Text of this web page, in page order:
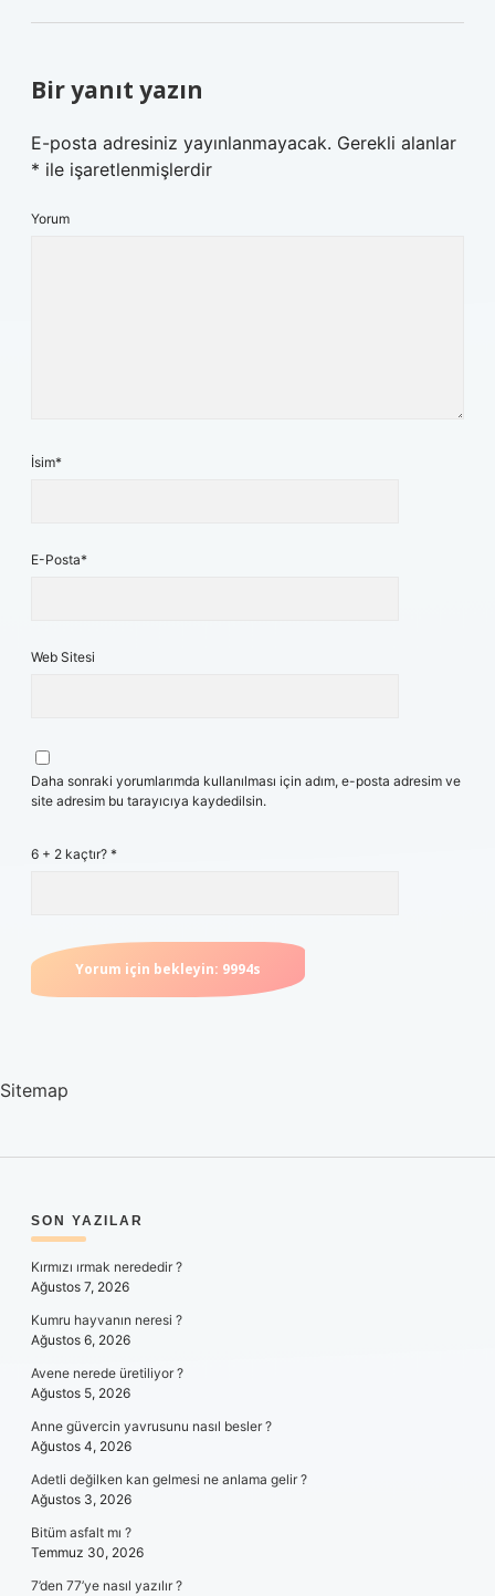
Bir yanıt yazın
E-posta adresiniz yayınlanmayacak. Gerekli alanlar
* ile işaretlenmişlerdir
Yorum
İsim*
E-Posta*
Web Sitesi
Daha sonraki yorumlarımda kullanılması için adım, e-posta adresim ve
site adresim bu tarayıcıya kaydedilsin.
6 + 2 kaçtır? *
Sitemap
SIDEBAR
SON YAZILAR
Kırmızı ırmak nerededir ?
Ağustos 7, 2026
Kumru hayvanın neresi ?
Ağustos 6, 2026
Avene nerede üretiliyor ?
Ağustos 5, 2026
Anne güvercin yavrusunu nasıl besler ?
Ağustos 4, 2026
Adetli değilken kan gelmesi ne anlama gelir ?
Ağustos 3, 2026
Bitüm asfalt mı ?
Temmuz 30, 2026
7’den 77’ye nasıl yazılır ?